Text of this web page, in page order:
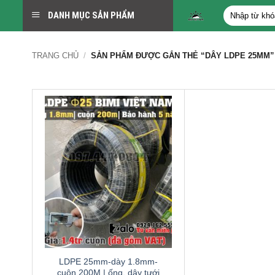
Tìm
kiếm:
DANH MỤC SẢN PHẨM
TRANG CHỦ / SẢN PHẨM ĐƯỢC GẮN THẺ “DÂY LDPE 25MM”
LDPE 25mm-dày 1.8mm-
cuộn 200M | ống, dây tưới